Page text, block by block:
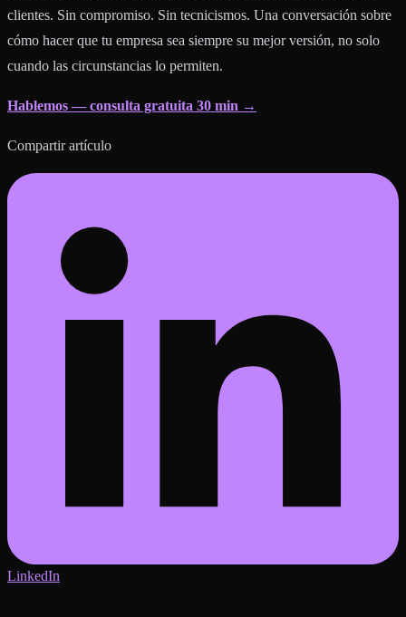
clientes. Sin compromiso. Sin tecnicismos. Una conversación sobre
cómo hacer que tu empresa sea siempre su mejor versión, no solo
cuando las circunstancias lo permiten.
Hablemos — consulta gratuita 30 min →
Compartir artículo
LinkedIn